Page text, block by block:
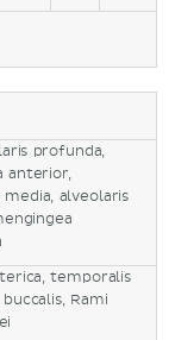
profunda,
anterior,
media, alveolaris
temporalis
Rami